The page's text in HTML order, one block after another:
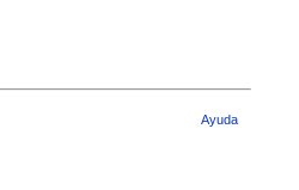
Ayuda